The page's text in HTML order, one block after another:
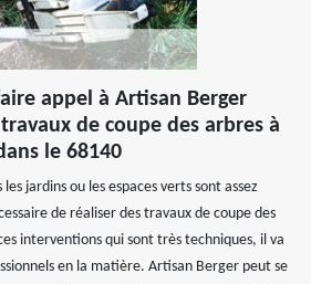
appel à Artisan Berger
de coupe des arbres à
le 68140
jardins ou les espaces verts sont assez
de réaliser des travaux de coupe des
interventions qui sont très techniques, il va
en la matière. Artisan Berger peut se